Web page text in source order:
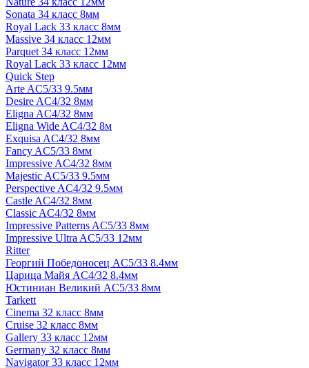
Sonata 34 класс 8мм
Royal Lack 33 класс 8мм
Massive 34 класс 12мм
Parquet 34 класс 12мм
Royal Lack 33 класс 12мм
Quick Step
Arte AC5/33 9.5мм
Desire AC4/32 8мм
Eligna AC4/32 8мм
Eligna Wide AC4/32 8м
Exquisa AC4/32 8мм
Fancy AC5/33 8мм
Impressive AC4/32 8мм
Majestic AC5/33 9.5мм
Perspective AC4/32 9.5мм
Castle AC4/32 8мм
Classic AC4/32 8мм
Impressive Patterns AC5/33 8мм
Impressive Ultra AC5/33 12мм
Ritter
Георгий Победоносец AC5/33 8.4мм
Царица Майя AC4/32 8.4мм
Юстиниан Великий AC5/33 8мм
Tarkett
Cinema 32 класс 8мм
Cruise 32 класс 8мм
Gallery 33 класс 12мм
Germany 32 класс 8мм
Navigator 33 класс 12мм